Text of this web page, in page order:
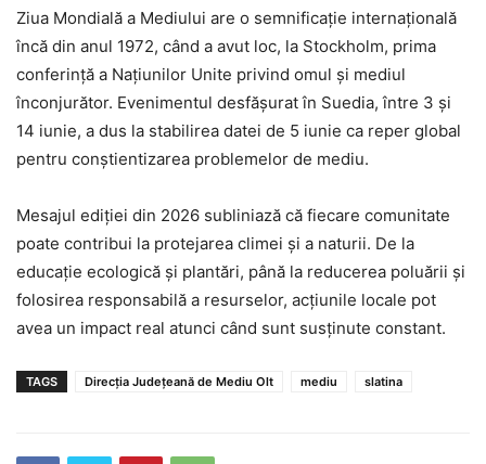
Ziua Mondială a Mediului are o semnificație internațională
încă din anul 1972, când a avut loc, la Stockholm, prima
conferință a Națiunilor Unite privind omul și mediul
înconjurător. Evenimentul desfășurat în Suedia, între 3 și
14 iunie, a dus la stabilirea datei de 5 iunie ca reper global
pentru conștientizarea problemelor de mediu.
Mesajul ediției din 2026 subliniază că fiecare comunitate
poate contribui la protejarea climei și a naturii. De la
educație ecologică și plantări, până la reducerea poluării și
folosirea responsabilă a resurselor, acțiunile locale pot
avea un impact real atunci când sunt susținute constant.
TAGS Direcția Județeană de Mediu Olt mediu slatina